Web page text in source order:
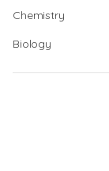
Chemistry
Biology